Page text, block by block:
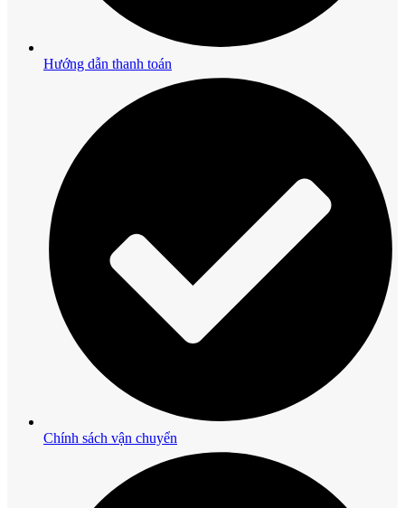
Hướng dẫn thanh toán
Chính sách vận chuyển